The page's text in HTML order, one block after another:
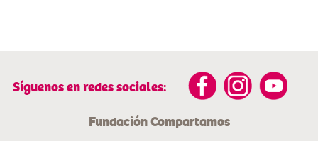
Síguenos en redes sociales:
Fundación Compartamos